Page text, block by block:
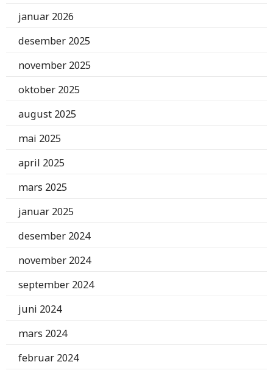
januar 2026
desember 2025
november 2025
oktober 2025
august 2025
mai 2025
april 2025
mars 2025
januar 2025
desember 2024
november 2024
september 2024
juni 2024
mars 2024
februar 2024